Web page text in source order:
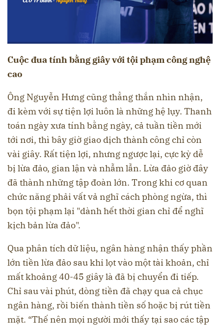
Cuộc đua tính bằng giây với tội phạm công nghệ
cao
Ông Nguyễn Hưng cũng thẳng thắn nhìn nhận,
đi kèm với sự tiện lợi luôn là những hệ lụy. Thanh
toán ngày xưa tính bằng ngày, cả tuần tiền mới
tới nơi, thì bây giờ giao dịch thành công chỉ còn
vài giây. Rất tiện lợi, nhưng ngược lại, cực kỳ dễ
bị lừa đảo, gian lận và nhẫm lẫn. Lừa đảo giờ đây
đã thành những tập đoàn lớn. Trong khi cơ quan
chức năng phải vất vả nghĩ cách phòng ngừa, thì
bọn tội phạm lại "dành hết thời gian chỉ để nghĩ
kịch bản lừa đảo".
Qua phân tích dữ liệu, ngân hàng nhận thấy phần
lớn tiền lừa đảo sau khi lọt vào một tài khoản, chỉ
mất khoảng 40-45 giây là đã bị chuyển đi tiếp.
Chỉ sau vài phút, dòng tiền đã chạy qua cả chục
ngân hàng, rồi biến thành tiền số hoặc bị rút tiền
mặt. “Thế nên mọi người mới thấy tại sao các tập